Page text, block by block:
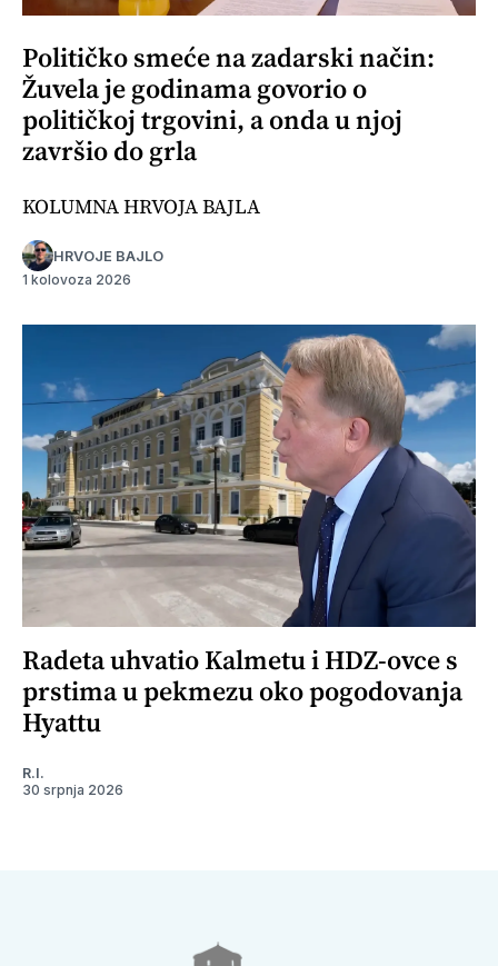
Političko smeće na zadarski način:
Žuvela je godinama govorio o
političkoj trgovini, a onda u njoj
završio do grla
KOLUMNA HRVOJA BAJLA
HRVOJE BAJLO
1 kolovoza 2026
Radeta uhvatio Kalmetu i HDZ-ovce s
prstima u pekmezu oko pogodovanja
Hyattu
R.I.
30 srpnja 2026